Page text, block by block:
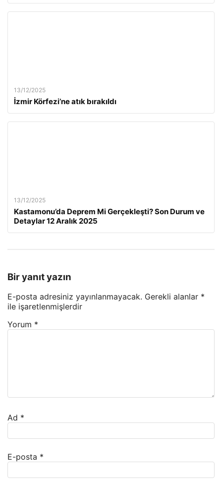
13/12/2025
İzmir Körfezi’ne atık bırakıldı
13/12/2025
Kastamonu’da Deprem Mi Gerçekleşti? Son Durum ve
Detaylar 12 Aralık 2025
Bir yanıt yazın
E-posta adresiniz yayınlanmayacak. Gerekli alanlar *
ile işaretlenmişlerdir
Yorum *
Ad *
E-posta *